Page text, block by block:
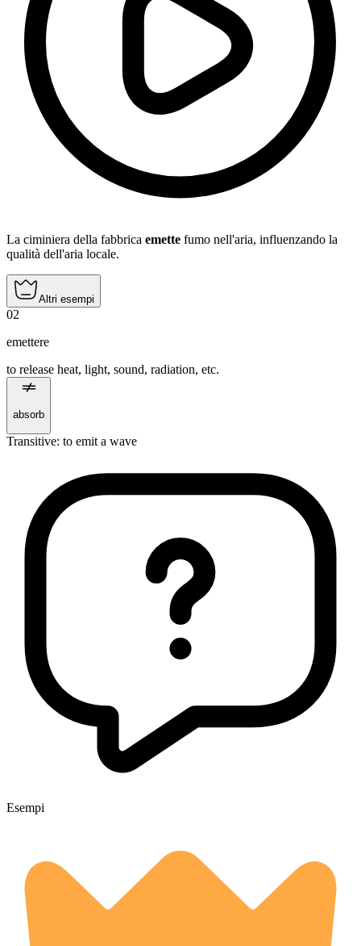
La ciminiera della fabbrica emette fumo nell'aria, influenzando la
qualità dell'aria locale.
Altri esempi
02
emettere
to release heat, light, sound, radiation, etc.
absorb
Transitive: to emit a wave
Esempi